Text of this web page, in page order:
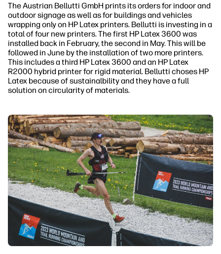
The Austrian Bellutti GmbH prints its orders for indoor and
outdoor signage as well as for buildings and vehicles
wrapping only on HP Latex printers. Bellutti is investing in a
total of four new printers. The first HP Latex 3600 was
installed back in February, the second in May. This will be
followed in June by the installation of two more printers.
This includes a third HP Latex 3600 and an HP Latex
R2000 hybrid printer for rigid material. Bellutti choses HP
Latex because of sustainalbility and they have a full
solution on circularity of materials.